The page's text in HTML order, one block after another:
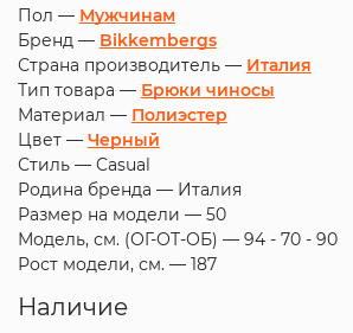
Пол — Мужчинам
Бренд — Bikkembergs
Страна производитель — Италия
Тип товара — Брюки чиносы
Материал — Полиэстер
Цвет — Черный
Стиль — Casual
Родина бренда — Италия
Размер на модели — 50
Модель, см. (ОГ-ОТ-ОБ) — 94 - 70 - 90
Рост модели, см. — 187
Наличие